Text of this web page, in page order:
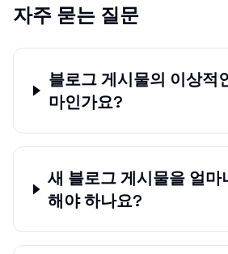
자주 묻는 질문
블로그 게시물의 이상적
마인가요?
새 블로그 게시물을 얼마
해야 하나요?